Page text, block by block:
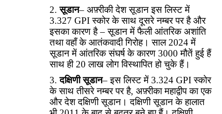
सूडान– अफ़्रीकी देश सूडान इस लिस्ट में
3.327 GPI स्कोर के साथ दूसरे नम्बर पर है और
इसका कारण है – सूडान में फैली आंतरिक अशांति
तथा वहाँ के आतंकवादी गिरोह। साल 2024 में
सूडान में आंतरिक संघर्ष के कारण 3000 मौतें हुई हैं
साथ ही 20 लाख लोग विस्थापित हो चुके हैं।
दक्षिणी सूडान– इस लिस्ट में 3.324 GPI स्कोर
के साथ तीसरे नम्बर पर है, अफ़्रीका महाद्वीप का एक
और देश दक्षिणी सूडान। दक्षिणी सूडान के हालात